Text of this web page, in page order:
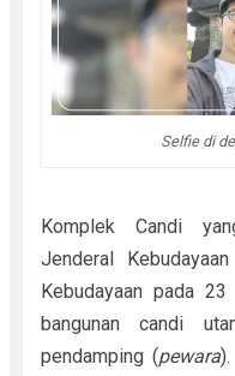
Selfie di
Komplek Candi
Jenderal
Kebudayaan pada
bangunan candi
pendamping (pewara